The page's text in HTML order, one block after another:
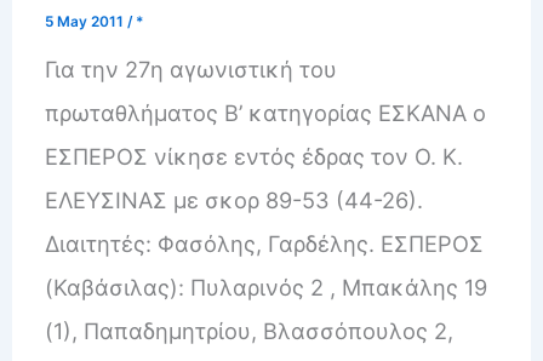
5 May 2011/ *
Για την 27η αγωνιστική του
πρωταθλήματος Β’ κατηγορίας ΕΣΚΑΝΑ ο
ΕΣΠΕΡΟΣ νίκησε εντός έδρας τον Ο. Κ.
EΛEYΣINAΣ με σκορ 89-53 (44-26).
Διαιτητές: Φασόλης, Γαρδέλης. EΣΠΕΡΟΣ
(Καβάσιλας): Πυλαρινός 2 , Μπακάλης 19
(1), Παπαδημητρίου, Βλασσόπουλος 2,